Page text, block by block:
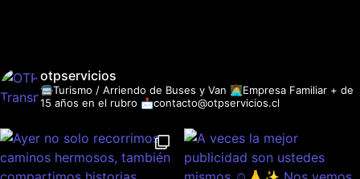
otpservicios
🚍Turismo / Arriendo de Buses y Van 👩‍💻Empresa Familiar + de
15 años en el rubro 📩contacto@otpservicios.cl